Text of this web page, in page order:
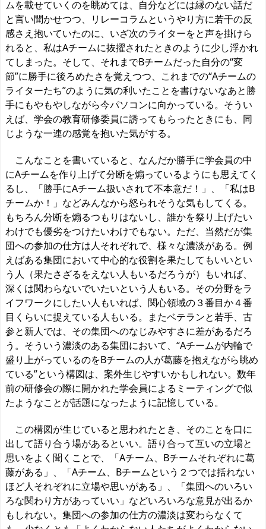
ムを載せていくのを眺めては、自分などには縁のない話だ
と言い聞かせつつ、リレーコラムというやり方に若干の反
感さえ抱いていたのに、いざ次のライターをと声を掛けら
れると、私はAチームに抜擢されたときのように少し浮かれ
てしまった。そして、それまでBチームだった自分の“変
節”に勝手に後ろめたさを覚えつつ、これまでの“Aチームの
ライターたち”のように気の利いたことを書けないなあと勝
手にもやもやしながら今パソコンに向かっている。そうい
えば、学会の教育研修委員に誘ってもらったときにも、同
じような一連の感覚を抱いた気がする。
こんなことを書いていると、なんだか勝手に学会員の中
にAチームを作り上げて分断を煽っているようにも思えてく
るし、「勝手にAチーム扱いされて不本意だ！」、「私はB
チームか！」などみんなから怒られそうな気もしてくる。
もちろん分断を煽るつもりはないし、誰かを祭り上げたい
わけでも優劣をつけたいわけでもない。ただ、当然だが集
団への参加の仕方は人それぞれで、様々な濃淡がある。例
えばある集団において中心的な役割を果たしてもいいとい
う人（果たさざるをえない人もいるだろうが）もいれば、
深くは関わらないでいたいという人もいる。その分野をラ
イフワークにしたい人もいれば、関心領域の３番目か４番
目くらいに捉えている人もいる。またベテランと若手、古
参と新人では、その集団へのなじみやすさに差があるだろ
う。そういう濃淡のある集団において、“Aチームが内輪で
盛り上がっているのをBチームの人が葛藤を抱えながら眺め
ている”という構図は、案外生じやすいかもしれない。数年
前の研修会の際に開かれた学会員によるミーティングで似
たようなことが話題になったように記憶している。
この構図が生じていると思われたとき、そのことを口に
出して語り合う場があるといい。語り合って互いの立場と
思いをよく聞くことで、「Aチーム、Bチームそれぞれに葛
藤がある」、「Aチーム、Bチームという２つでは括れない
ほど人それぞれに立場や思いがある」、「集団へのいろい
ろな関わり方があっていい」などいろいろな意見が出るか
もしれない。集団への参加の仕方の濃淡は変わらなくて